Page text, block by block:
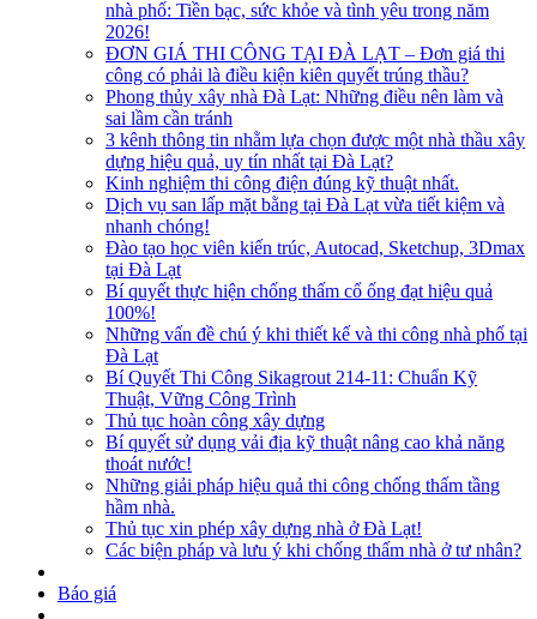
nhà phố: Tiền bạc, sức khỏe và tình yêu trong năm
2026!
ĐƠN GIÁ THI CÔNG TẠI ĐÀ LẠT – Đơn giá thi
công có phải là điều kiện kiên quyết trúng thầu?
Phong thủy xây nhà Đà Lạt: Những điều nên làm và
sai lầm cần tránh
3 kênh thông tin nhằm lựa chọn được một nhà thầu xây
dựng hiệu quả, uy tín nhất tại Đà Lạt?
Kinh nghiệm thi công điện đúng kỹ thuật nhất.
Dịch vụ san lấp mặt bằng tại Đà Lạt vừa tiết kiệm và
nhanh chóng!
Đào tạo học viên kiến trúc, Autocad, Sketchup, 3Dmax
tại Đà Lạt
Bí quyết thực hiện chống thấm cổ ống đạt hiệu quả
100%!
Những vấn đề chú ý khi thiết kế và thi công nhà phố tại
Đà Lạt
Bí Quyết Thi Công Sikagrout 214-11: Chuẩn Kỹ
Thuật, Vững Công Trình
Thủ tục hoàn công xây dựng
Bí quyết sử dụng vải địa kỹ thuật nâng cao khả năng
thoát nước!
Những giải pháp hiệu quả thi công chống thấm tầng
hầm nhà.
Thủ tục xin phép xây dựng nhà ở Đà Lạt!
Các biện pháp và lưu ý khi chống thấm nhà ở tư nhân?
Báo giá